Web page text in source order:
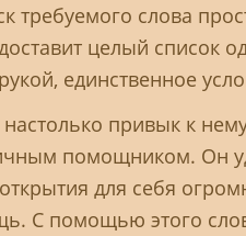
слова
целый список
единственное
привык к
помощником. Он
для себя
С помощью этого